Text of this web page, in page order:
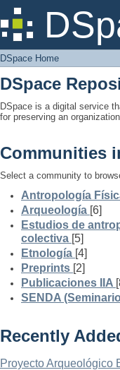
DSpace Home
DSpace Home
DSpace
DSpace is a digital service
for preserving an
Communities
Select a community to
Antropología
Arqueología [6]
Estudios de
colectiva [5]
Etnología [4]
Preprints [2]
Publicaciones IIA
SENDA
Recently
Proyecto Arqueológico